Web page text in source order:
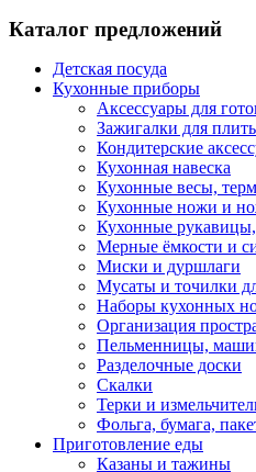
Каталог предложений
Детская посуда
Кухонные приборы
Аксессуары для
Зажигалки для
Кондитерские
Кухонная навеска
Кухонные весы,
Кухонные ножи и
Кухонные
Мерные ёмкости и
Миски и дуршлаги
Мусаты и точилки
Наборы кухонных
Организация
Пельменницы,
Разделочные доски
Скалки
Терки и
Фольга, бумага,
Приготовление еды
Казаны и тажины